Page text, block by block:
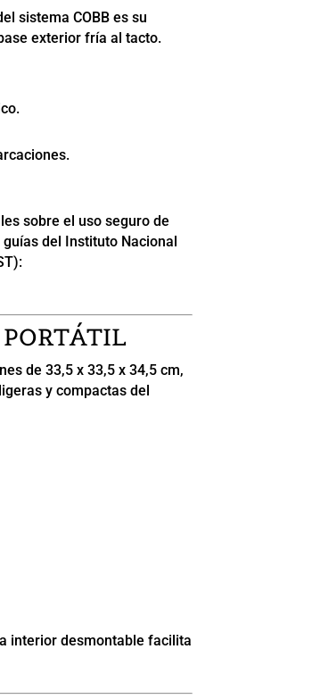
sistema COBB es su
exterior fría al tacto.
sobre el uso seguro de
del Instituto Nacional
PORTÁTIL
de 33,5 x 33,5 x 34,5 cm,
y compactas del
interior desmontable facilita